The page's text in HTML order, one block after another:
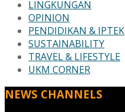
LINGKUNGAN
OPINION
PENDIDIKAN & IPTEK
SUSTAINABILITY
TRAVEL & LIFESTYLE
UKM CORNER
NEWS CHANNELS